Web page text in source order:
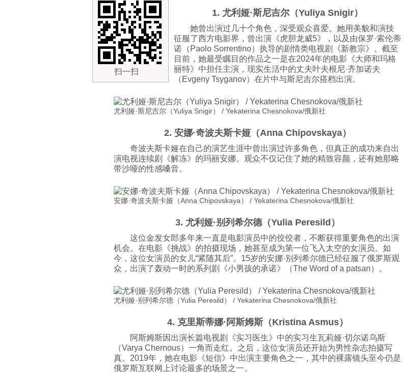
扫一扫
1. 尤利娅·斯尼吉尔（Yuliya Snigir）
她曾出演过几十个角色，深受观众喜爱。她用美貌和演技
征服了西方电影界，曾出演《虎胆龙威5》，以及由保罗·索伦蒂
诺（Paolo Sorrentino）执导的剧情类电视剧《新教宗》。截至
目前，她最受瞩目的作品之一是在2024年的电影《大师和玛格
丽特》中担任主演，现实生活中的丈夫叶夫根尼·齐加诺夫
（Evgeny Tsyganov）在片中与斯尼吉尔搭档出演。
尤利娅·斯尼吉尔（Yuliya Snigir） / Yekaterina Chesnokova/俄新社
2. 安娜·奇波夫斯卡娅（Anna Chipovskaya）
奇波夫斯卡娅在自己的演艺生涯中曾出演过许多角色，但真正的成功来自出
演电视连续剧《解冻》的玛丽安娜。观众不仅记住了她的精致容颜，还有她那略
带沙哑的性感嗓音。
安娜·奇波夫斯卡娅（Anna Chipovskaya） / Yekaterina Chesnokova/俄新社
3. 尤利娅·别列希尔德（Yulia Peresild）
这位金发女郎多年来一直是电影演员中的佼佼者，不断获得重要角色的出演
机会。在电影《挑战》的拍摄现场，她甚至成为第一位飞入太空的女演员。如
今，这位女演员的女儿“紧随其后”。15岁的安娜·别列希尔德已经征服了俄罗斯观
众，出演了轰动一时的系列剧《小男孩的承诺》（The Word of a patsan）。
尤利娅·别列希尔德（Yulia Peresild） / Yekaterina Chesnokova/俄新社
4. 克里斯蒂娜·阿斯姆斯（Kristina Asmus）
阿斯姆斯因出演长篇电视剧《实习医生》中的实习生瓦莉娅·切尔诺乌斯
（Varya Chernous）一角而走红。之后，这位女演员还开始为男性杂志拍摄写
真。2019年，她在电影《短信》中出演主要角色之一，其中的裸露镜头至今仍是
俄罗斯互联网上讨论最多的场景之一。